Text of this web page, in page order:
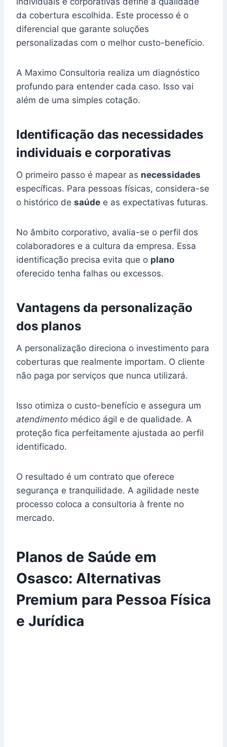
da cobertura escolhida. Este processo é o
diferencial que garante soluções
personalizadas com o melhor custo-benefício.
A Maximo Consultoria realiza um diagnóstico
profundo para entender cada caso. Isso vai
além de uma simples cotação.
Identificação das necessidades
individuais e corporativas
O primeiro passo é mapear as necessidades
específicas. Para pessoas físicas, considera-se
o histórico de saúde e as expectativas futuras.
No âmbito corporativo, avalia-se o perfil dos
colaboradores e a cultura da empresa. Essa
identificação precisa evita que o plano
oferecido tenha falhas ou excessos.
Vantagens da personalização
dos planos
A personalização direciona o investimento para
coberturas que realmente importam. O cliente
não paga por serviços que nunca utilizará.
Isso otimiza o custo-benefício e assegura um
atendimento médico ágil e de qualidade. A
proteção fica perfeitamente ajustada ao perfil
identificado.
O resultado é um contrato que oferece
segurança e tranquilidade. A agilidade neste
processo coloca a consultoria à frente no
mercado.
Planos de Saúde em
Osasco: Alternativas
Premium para Pessoa Física
e Jurídica